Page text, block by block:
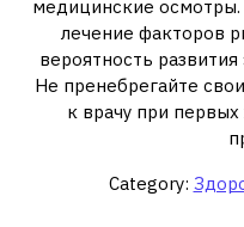
медицинские
лечение факторов
вероятность
Не пренебрегайте
к врачу при
Category: